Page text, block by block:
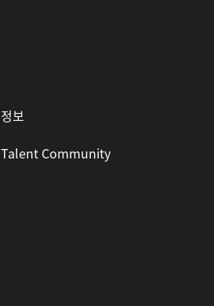
정보
Talent Community